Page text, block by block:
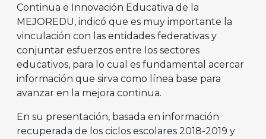
Continua e Innovación Educativa de la
MEJOREDU, indicó que es muy importante la
vinculación con las entidades federativas y
conjuntar esfuerzos entre los sectores
educativos, para lo cual es fundamental acercar
información que sirva como línea base para
avanzar en la mejora continua.
En su presentación, basada en información
recuperada de los ciclos escolares 2018-2019 y